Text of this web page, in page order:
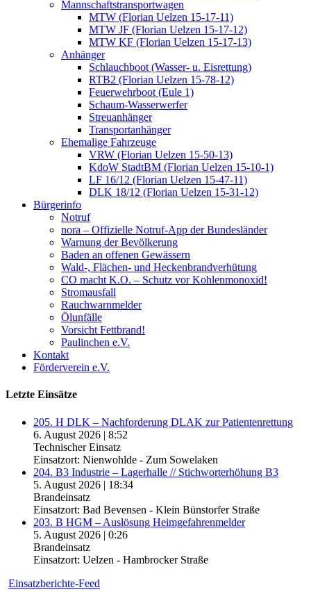
Mannschaftstransportwagen
MTW (Florian Uelzen 15-17-11)
MTW JF (Florian Uelzen 15-17-12)
MTW KF (Florian Uelzen 15-17-13)
Anhänger
Schlauchboot (Wasser- u. Eisrettung)
RTB2 (Florian Uelzen 15-78-12)
Feuerwehrboot (Eule 1)
Schaum-Wasserwerfer
Streuanhänger
Transportanhänger
Ehemalige Fahrzeuge
VRW (Florian Uelzen 15-50-13)
KdoW StadtBM (Florian Uelzen 15-10-1)
LF 16/12 (Florian Uelzen 15-47-11)
DLK 18/12 (Florian Uelzen 15-31-12)
Bürgerinfo
Notruf
nora – Offizielle Notruf-App der Bundesländer
Warnung der Bevölkerung
Baden an offenen Gewässern
Wald-, Flächen- und Heckenbrandverhütung
CO macht K.O. – Schutz vor Kohlenmonoxid!
Stromausfall
Rauchwarnmelder
Ölunfälle
Vorsicht Fettbrand!
Paulinchen e.V.
Kontakt
Förderverein e.V.
Letzte Einsätze
205. H DLK – Nachforderung DLAK zur Patientenrettung
6. August 2026 | 8:52
Technischer Einsatz
Einsatzort: Nienwohlde - Zum Sowelaken
204. B3 Industrie – Lagerhalle // Stichworterhöhung B3
5. August 2026 | 18:34
Brandeinsatz
Einsatzort: Bad Bevensen - Klein Bünstorfer Straße
203. B HGM – Auslösung Heimgefahrenmelder
5. August 2026 | 0:26
Brandeinsatz
Einsatzort: Uelzen - Hambrocker Straße
Einsatzberichte-Feed